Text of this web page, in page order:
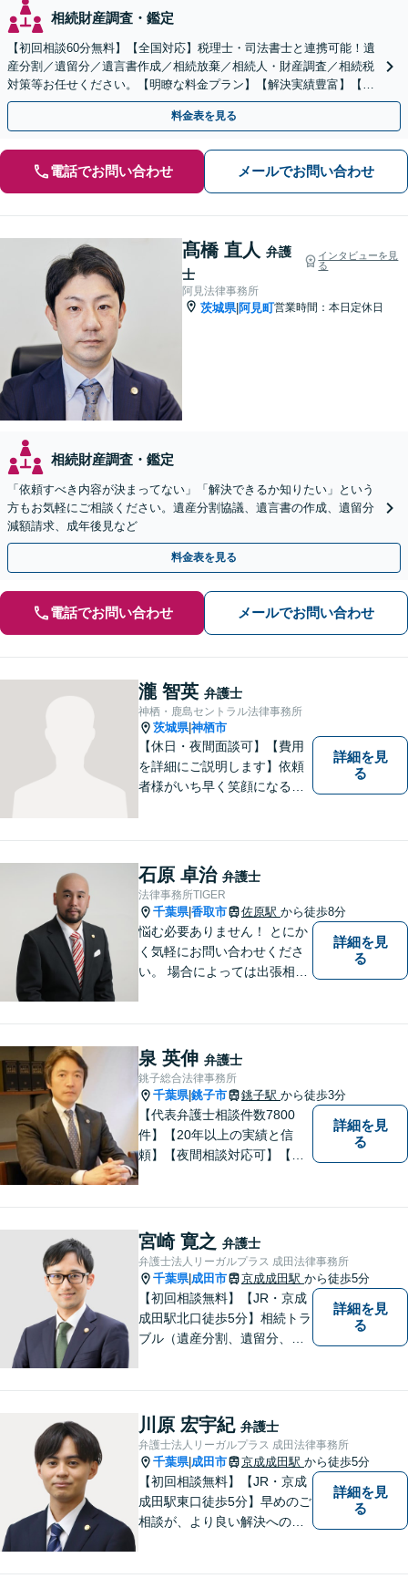
相続財産調査・鑑定
【初回相談60分無料】【全国対応】税理士・司法書士と連携可能！遺
産分割／遺留分／遺言書作成／相続放棄／相続人・財産調査／相続税
対策等お任せください。【明瞭な料金プラン】【解決実績豊富】【電
話相談可】
料金表を見る
電話でお問い合わせ メールでお問い合わせ
髙橋 直人 弁護
士
インタビューを見
る
阿見法律事務所
茨城県|阿見町営業時間：本日定休日
相続財産調査・鑑定
「依頼すべき内容が決まってない」「解決できるか知りたい」という
方もお気軽にご相談ください。遺産分割協議、遺言書の作成、遺留分
減額請求、成年後見など
料金表を見る
電話でお問い合わせ メールでお問い合わせ
瀧 智英 弁護士
神栖・鹿島セントラル法律事務所
茨城県|神栖市
【休日・夜間面談可】【費用
を詳細にご説明します】依頼
者様がいち早く笑顔になるよ
す。鹿行地区に限らず、千葉
県香取市や銚子市などにお住
まいの皆さまからのご相談も
積極的にお受けしています。
詳細を見
る
石原 卓治 弁護士
法律事務所TIGER
千葉県|香取市 佐原駅 から徒歩8分
悩む必要ありません！ とにか
く気軽にお問い合わせくださ
い。 場合によっては出張相談
詳細を見
る
泉 英伸 弁護士
銚子総合法律事務所
千葉県|銚子市 銚子駅 から徒歩3分
【代表弁護士相談件数7800
件】【20年以上の実績と信
頼】【夜間相談対応可】【法
域の皆様の生活に貢献してま
いりました。豊富な経験を活
かし地域の法律問題をサポー
トいたします。
詳細を見
る
宮崎 寛之 弁護士
弁護士法人リーガルプラス 成田法律事務所
千葉県| 成田市 京成成田駅 から徒歩5分
【初回相談無料】【JR・京成
成田駅北口徒歩5分】相続トラ
ブル（遺産分割、遺留分、遺
す。
詳細を見
る
川原 宏宇紀 弁護士
弁護士法人リーガルプラス 成田法律事務所
千葉県| 成田市 京成成田駅 から徒歩5分
【初回相談無料】【JR・京成
成田駅東口徒歩5分】早めのご
相談が、より良い解決への第
詳細を見
る